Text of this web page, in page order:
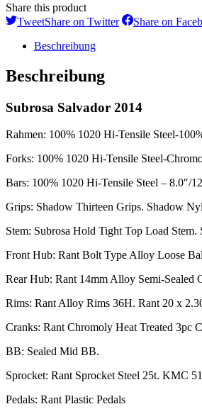
Share this product
TweetShare on Twitter Share on
Beschreibung
Beschreibung
Subrosa Salvador 2014
Rahmen: 100% 1020 Hi-Tensile Steel-
Forks: 100% 1020 Hi-Tensile Steel-
Bars: 100% 1020 Hi-Tensile Steel – 8.0″/
Grips: Shadow Thirteen Grips. Shadow
Stem: Subrosa Hold Tight Top Load Stem.
Front Hub: Rant Bolt Type Alloy Loose
Rear Hub: Rant 14mm Alloy Semi-Sealed
Rims: Rant Alloy Rims 36H. Rant 20 x
Cranks: Rant Chromoly Heat Treated 3pc
BB: Sealed Mid BB.
Sprocket: Rant Sprocket Steel 25t. KMC
Pedals: Rant Plastic Pedals